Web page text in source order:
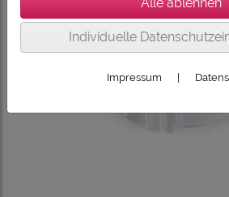
Individuelle
Impressum